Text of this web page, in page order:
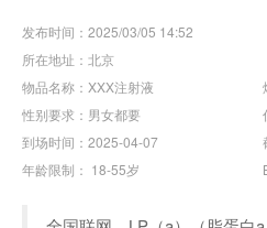
发布时间：2025/03/05 14:52
所在地址：北京
物品名称：XXX注射液
性别要求：男女都要
到场时间：2025-04-07
年龄限制： 18-55岁